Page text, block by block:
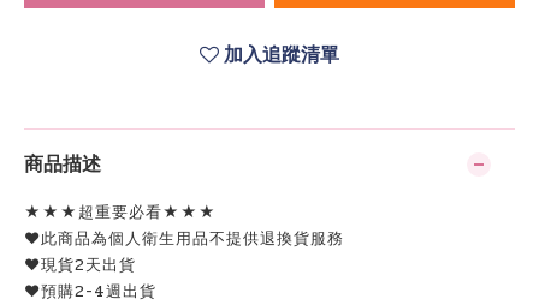
加入追蹤清單
商品描述
★★★超重要必看★★★
♥此商品為個人衛生用品不提供退換貨服務
♥現貨2天出貨
♥預購2-4週出貨